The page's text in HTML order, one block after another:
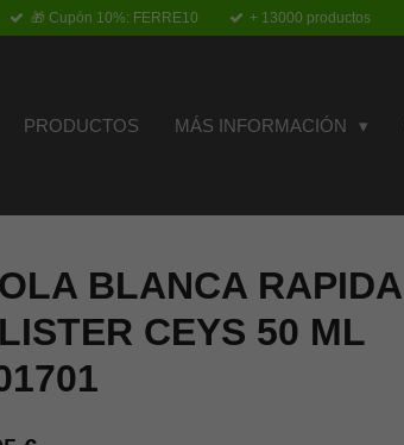
🎁 Cupón 10%: FERRE10 + 13000 productos
PRODUCTOS MÁS INFORMACIÓN
BLANCA RAPIDA
CEYS 50 ML